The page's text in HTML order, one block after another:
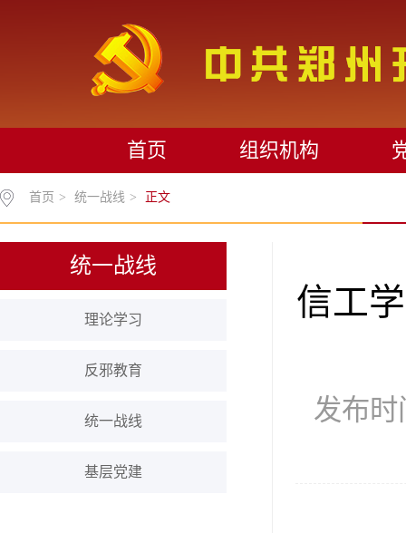
首页 组织机构
首页 > 统一战线 > 正文
统一战线
理论学习
反邪教育
统一战线
基层党建
信工
发布